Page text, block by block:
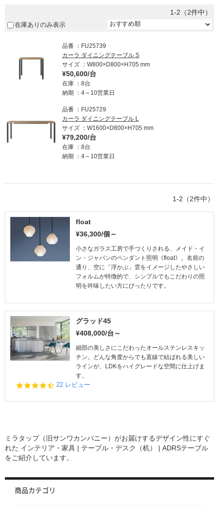
1-2（2件中）
在庫ありのみ表示
品番
FU25739
カーラ ダイニングテーブル S
サイズ
W800×D800×H705 mm
¥50,600/台
在庫
8台
納期
4～10営業日
品番
FU25729
カーラ ダイニングテーブル L
サイズ
W1600×D800×H705 mm
¥79,200/台
在庫
8台
納期
4～10営業日
1-2（2件中）
float
¥36,300/個～
小さなガラス工房で手づくりされる、メイド・イ
ン・ジャパンのペンダント照明《float》。名前の
通り、空に「浮かぶ」雲をイメージしたやさしい
フォルムが特徴的で、シンプルでもこだわりの照
明を吟味したい方にぴったりです。
グラッド45
¥408,000/台～
細部の美しさにこだわったオールステンレスキッ
チン。どんな角度からでも直線で結ばれる美しい
ラインが、LDKをハイグレードな空間に仕上げま
す。
4.
s
r
a
i
g
22 レビュー
ミラタップ（旧サンワカンパニー）がお届けするデザイン性にすぐ
れた インテリア・家具 | テーブル・デスク（机） | ADRSテーブル
をご紹介しています。
商品カテゴリ